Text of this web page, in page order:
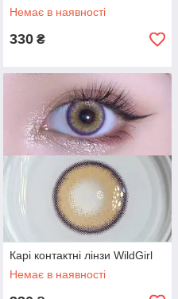
Немає в наявності
330 ₴
Карі контактні лінзи WildGirl
Немає в наявності